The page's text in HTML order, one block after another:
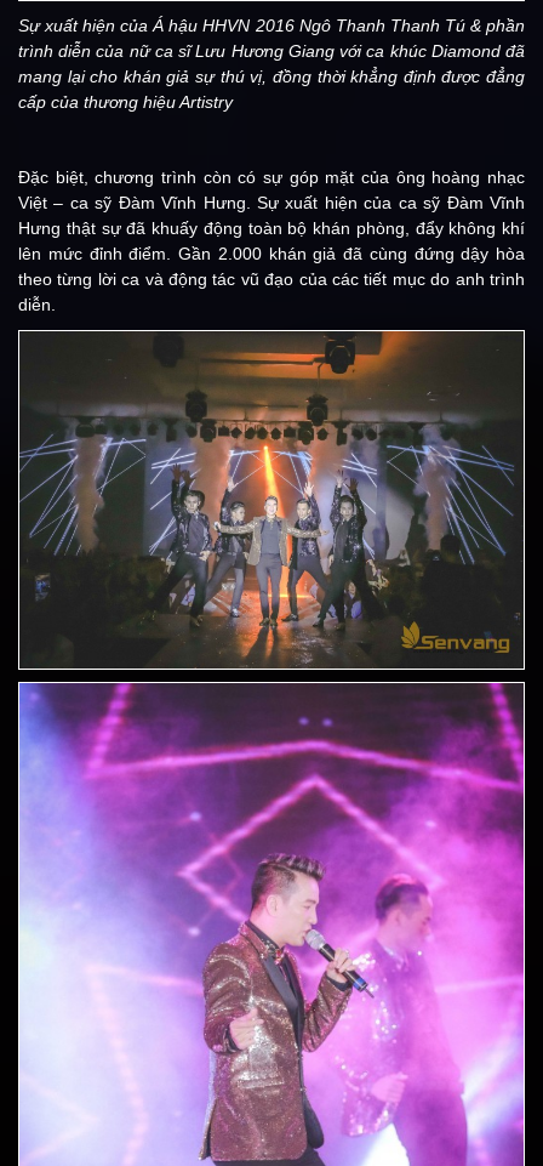
Sự xuất hiện của Á hậu HHVN 2016 Ngô Thanh Thanh Tú & phần
trình diễn của nữ ca sĩ Lưu Hương Giang với ca khúc Diamond đã
mang lại cho khán giả sự thú vị, đồng thời khẳng định được đẳng
cấp của thương hiệu Artistry
Đặc biệt, chương trình còn có sự góp mặt của ông hoàng nhạc
Việt – ca sỹ Đàm Vĩnh Hưng. Sự xuất hiện của ca sỹ Đàm Vĩnh
Hưng thật sự đã khuấy động toàn bộ khán phòng, đẩy không khí
lên mức đỉnh điểm. Gần 2.000 khán giả đã cùng đứng dậy hòa
theo từng lời ca và động tác vũ đạo của các tiết mục do anh trình
diễn.